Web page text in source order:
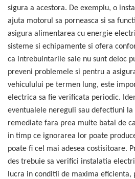
RENAULT
Magnum
Premium
T Line
Scania
Scania R S G P Next Generation
Scania RPG
Volvo Aero
Volvo FH 2 Euro 4
Volvo FH 3 Euro 5
Volvo FH 4 Euro 6
Volvo Model FM
sigura a acestora. De exemplu, o
ajuta motorul sa porneasca si sa
asigura alimentarea cu energie
sisteme si echipamente si ofera
ca intrebuintarile sale nu sunt deloc
preveni problemele si pentru a
vehiculului pe termen lung, este
electrica sa fie verificata periodic.
eventualele nereguli sau defectiuni
remediate fara prea multe batai de
in timp ce ignorarea lor poate
poate fi cel mai adesea costisitoare.
des trebuie sa verifici instalatia
lucra in conditii de maxima